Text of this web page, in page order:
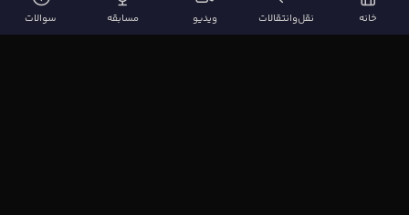
خانه نقل‌وانتقالات ویدیو مسابقه سوالات